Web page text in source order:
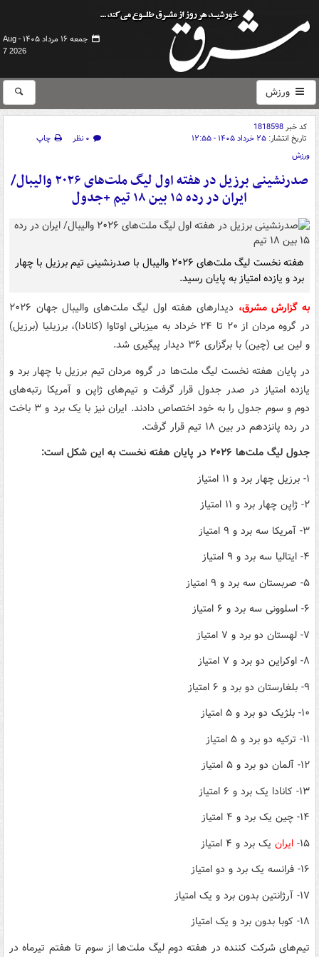
جمعه ۱۶ مرداد ۱۴۰۵ -
Aug
7 2026
ورزش
کد خبر1818598
تاریخ انتشار: ۲۵ خرداد ۱۴۰۵ - ۱۲:۵۵ ۰ نظر
چاپ
ورزش
صدرنشینی برزیل در هفته اول لیگ ملت‌های ۲۰۲۶ والیبال/
ایران در رده ۱۵ بین ۱۸ تیم +جدول
هفته نخست لیگ ملت‌های ۲۰۲۶ والیبال با صدرنشینی تیم برزیل با چهار
برد و یازده امتیاز به پایان رسید.
به گزارش مشرق،
دیدارهای هفته اول لیگ ملت‌های والیبال جهان ۲۰۲۶
در گروه مردان از ۲۰ تا ۲۴ خرداد به میزبانی اوتاوا (کانادا)، برزیلیا (برزیل)
و لین یی (چین) با برگزاری ۳۶ دیدار پیگیری ‌شد.
در پایان هفته نخست لیگ ملت‌ها در گروه مردان تیم برزیل با چهار برد و
یازده امتیاز در صدر جدول قرار گرفت و تیم‌های ژاپن و آمریکا رتبه‌های
دوم و سوم جدول را به خود اختصاص دادند. ایران نیز با یک برد و ۳ باخت
در رده پانزدهم در بین ۱۸ تیم قرار گرفت.
جدول لیگ ملت‌ها ۲۰۲۶ در پایان هفته نخست به این شکل است:
۱- برزیل چهار برد و ۱۱ امتیاز
۲- ژاپن چهار برد و ۱۱ امتیاز
۳- آمریکا سه برد و ۹ امتیاز
۴- ایتالیا سه برد و ۹ امتیاز
۵- صربستان سه برد و ۹ امتیاز
۶- اسلوونی سه برد و ۶ امتیاز
۷- لهستان دو برد و ۷ امتیاز
۸- اوکراین دو برد و ۷ امتیاز
۹- بلغارستان دو برد و ۶ امتیاز
۱۰- بلژیک دو برد و ۵ امتیاز
۱۱- ترکیه دو برد و ۵ امتیاز
۱۲- آلمان دو برد و ۵ امتیاز
۱۳- کانادا یک برد و ۶ امتیاز
۱۴- چین یک برد و ۴ امتیاز
۱۵- ایران یک برد و ۴ امتیاز
۱۶- فرانسه یک برد و دو امتیاز
۱۷- آرژانتین بدون برد و یک امتیاز
۱۸- کوبا بدون برد و یک امتیاز
تیم‌های شرکت کننده در هفته دوم لیگ ملت‌ها از سوم تا هفتم تیرماه در